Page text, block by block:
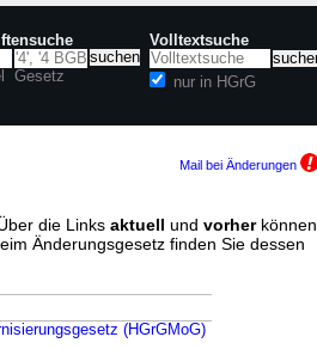
Gesetz
Volltextsuche
nur in HGrG
Mail bei Änderungen
die Links aktuell und vorherkönnen
Änderungsgesetz finden Sie dessen
(HGrGMoG)